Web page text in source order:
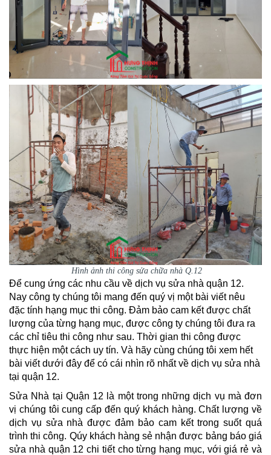
Hình ảnh thi công sửa chữa nhà Q.12
Để cung ứng các nhu cầu về dịch vụ sửa nhà quận 12.
Nay công ty chúng tôi mang đến quý vị một bài viết nêu
đặc tính hạng mục thi công. Đảm bảo cam kết được chất
lượng của từng hạng mục, được công ty chúng tôi đưa ra
các chỉ tiêu thi công như sau. Thời gian thi công được
thực hiện một cách uy tín. Và hãy cùng chúng tôi xem hết
bài viết dưới đây để có cái nhìn rõ nhất về dịch vụ sửa nhà
tại quận 12.
Sửa Nhà tại Quận 12 là một trong những dịch vụ mà đơn
vị chúng tôi cung cấp đến quý khách hàng. Chất lượng về
dịch vụ sửa nhà được đảm bảo cam kết trong suốt quá
trình thi công. Qúy khách hàng sẻ nhận được bảng báo giá
sửa nhà quận 12 chi tiết cho từng hạng mục, với giá rẻ và